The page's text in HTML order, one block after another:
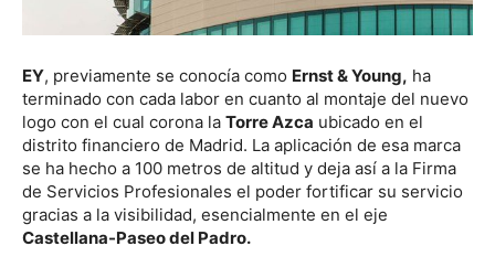
EY, previamente se conocía como Ernst & Young, ha
terminado con cada labor en cuanto al montaje del nuevo
logo con el cual corona la Torre Azca ubicado en el
distrito financiero de Madrid. La aplicación de esa marca
se ha hecho a 100 metros de altitud y deja así a la Firma
de Servicios Profesionales el poder fortificar su servicio
gracias a la visibilidad, esencialmente en el eje
Castellana-Paseo del Padro.